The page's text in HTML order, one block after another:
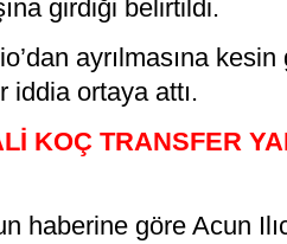
girdiği belirtildi.
ayrılmasına
iddia ortaya attı.
KOÇ TRANSFER
haberine göre Acun